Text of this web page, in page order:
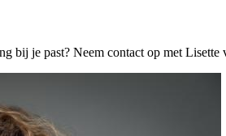
bij je past? Neem contact op met Lisette